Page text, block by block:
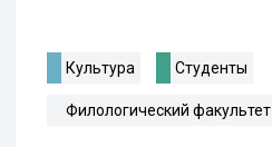
Культура Студенты
Филологический факультет